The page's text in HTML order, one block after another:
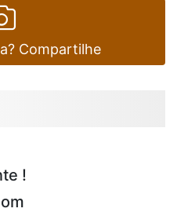
Compartilhe
!